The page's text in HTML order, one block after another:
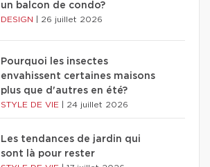
un balcon de condo?
DESIGN 26 juillet 2026
Pourquoi les insectes
envahissent certaines maisons
plus que d'autres en été?
STYLE DE VIE 24 juillet 2026
Les tendances de jardin qui
sont là pour rester